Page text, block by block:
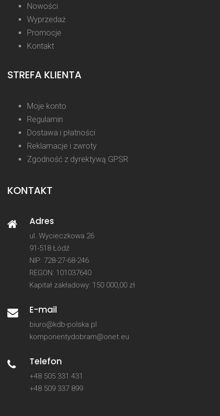
Nowości
Wyprzedaż
Promocje
Kontakt
STREFA KLIENTA
Moje konto
Regulamin
Dostawa i płatności
Reklamacje i zwroty
Zgodność z dyrektywą GPSR
KONTAKT
Adres
ul. Wycieczkowa 26
91-518 Łódź
NIP: 728-27-68-246
REGON: 101037640
Kapitał zakładowy: 150 000,00 zł
E-mail
biuro@kdb-polska.pl
komponentydobram@onet.eu
Telefon
+48 505 331 431
+48 509 337 899